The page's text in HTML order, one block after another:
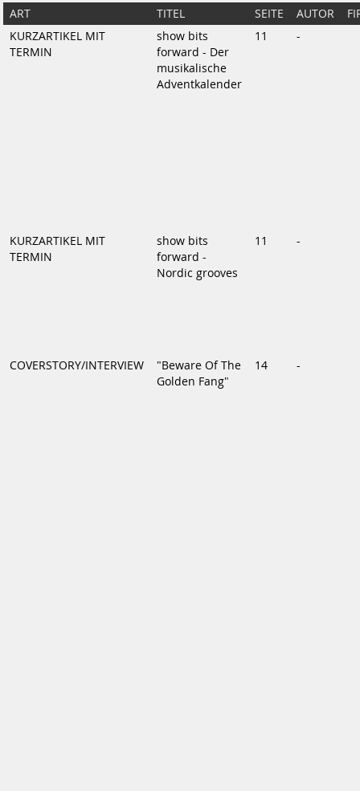
ART TITEL SEITE AUTOR
KURZARTIKEL MIT
TERMIN
show bits
forward - Der
musikalische
Adventkalender
11 -
KURZARTIKEL MIT
TERMIN
show bits
forward -
Nordic grooves
11 -
COVERSTORY/INTERVIEW
"Beware Of The
Golden Fang"
14 -